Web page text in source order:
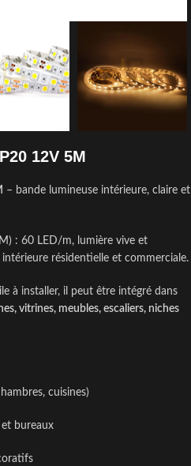
12V 5M
– bande lumineuse intérieure, claire et
: 60 LED/m, lumière vive et
résidentielle et commerciale.
à installer, il peut être intégré dans
vitrines, meubles, escaliers, niches
cuisines)
bureaux